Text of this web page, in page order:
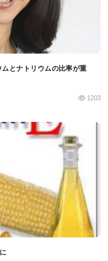
とナトリウムの比率が重
1203
JP